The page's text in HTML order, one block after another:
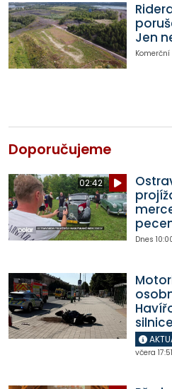
Jen
Doporučujeme
02:42
Dnes
včera 17:51